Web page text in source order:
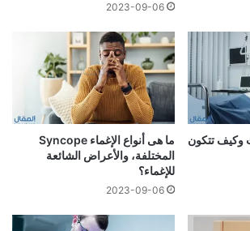
2023-09-06
وكيف تتكون
ما هى أنواع الإغماء Syncope
المختلفة، والأعراض الشائعة
للإغماء؟
2023-09-06